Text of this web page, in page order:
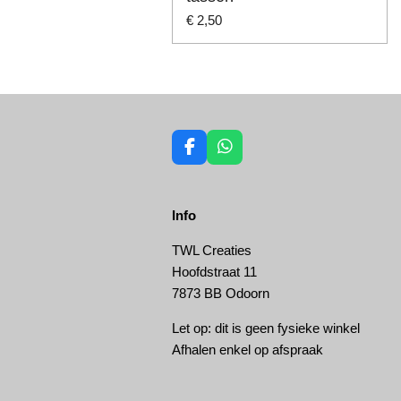
€ 2,50
F
a
b
o
k
W
h
p
p
Info
TWL Creaties
Hoofdstraat 11
7873 BB Odoorn
Let op: dit is geen fysieke winkel
Afhalen enkel op afspraak